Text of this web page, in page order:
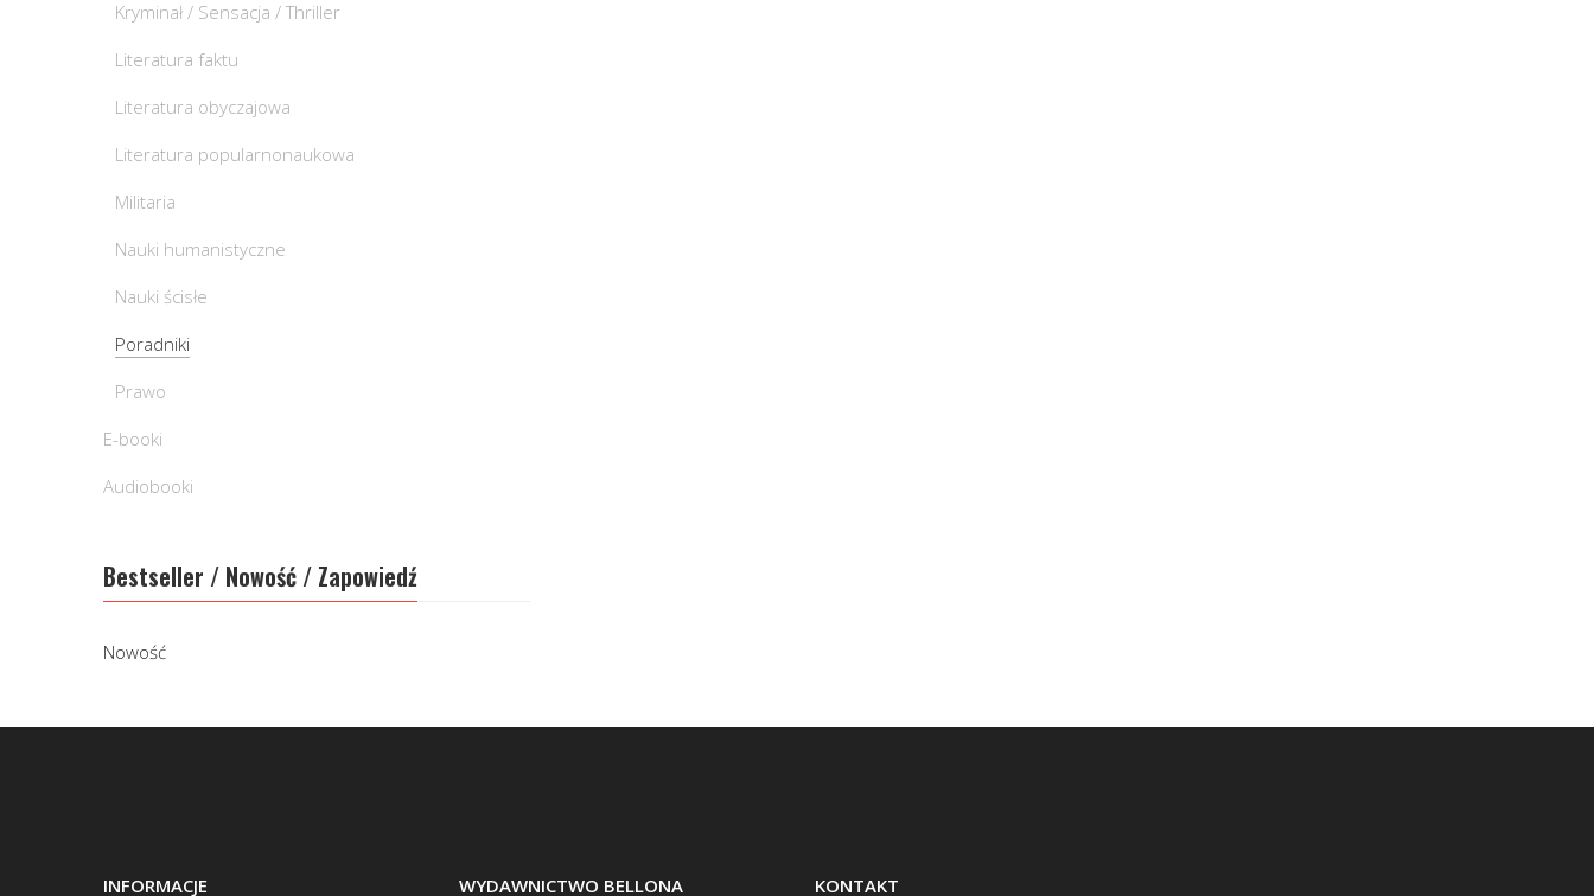
Kryminał / Sensacja / Thriller
Literatura faktu
Literatura obyczajowa
Literatura popularnonaukowa
Militaria
Nauki humanistyczne
Nauki ścisłe
Poradniki
Prawo
E-booki
Audiobooki
Bestseller / Nowość / Zapowiedź
Nowość
INFORMACJE WYDAWNICTWO BELLONA KONTAKT